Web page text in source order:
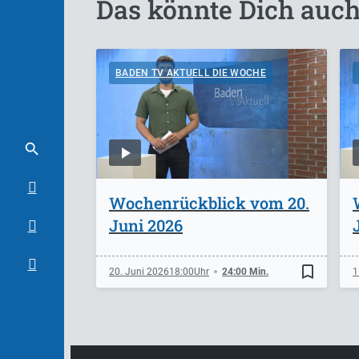
Das könnte Dich
BADEN TV AKTUELL DIE WOCHE
Wochenrückblick vom 20.
Juni 2026
20. Juni 202618:00 24:00 Min. bookmark_border